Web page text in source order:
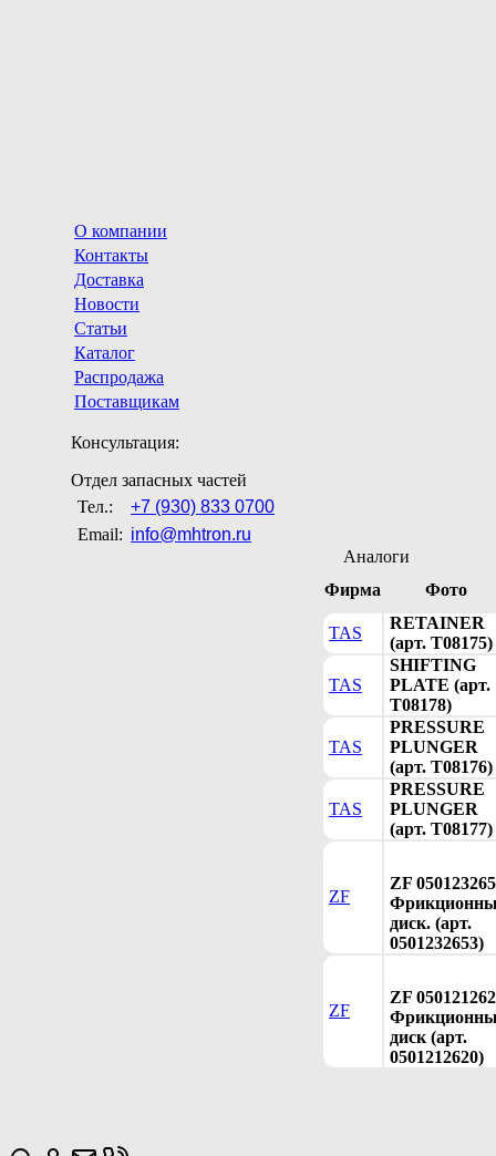
О компании
Контакты
Доставка
Новости
Статьи
Каталог
Распродажа
Поставщикам
Консультация:
Отдел запасных частей
Тел.:
+7 (930) 833 0700
Email: info@mhtron.ru
Аналоги
Фирма
Фото
TAS
RETAINER
(арт. T08175)
TAS
SHIFTING
PLATE (арт.
T08178)
TAS
PRESSURE
PLUNGER
(арт. T08176)
TAS
PRESSURE
PLUNGER
(арт. T08177)
ZF
ZF
диск. (арт.
0501232653)
ZF
ZF
диск (арт.
0501212620)